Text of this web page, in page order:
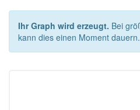
Ihr Graph wird erzeugt. Bei
kann dies einen Moment dauern.